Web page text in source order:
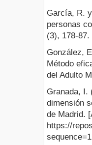
García, R.
personas
(3), 178-
González,
Método
del Adulto
Granada, I.
dimensión
de Madrid.
https://
sequence=1